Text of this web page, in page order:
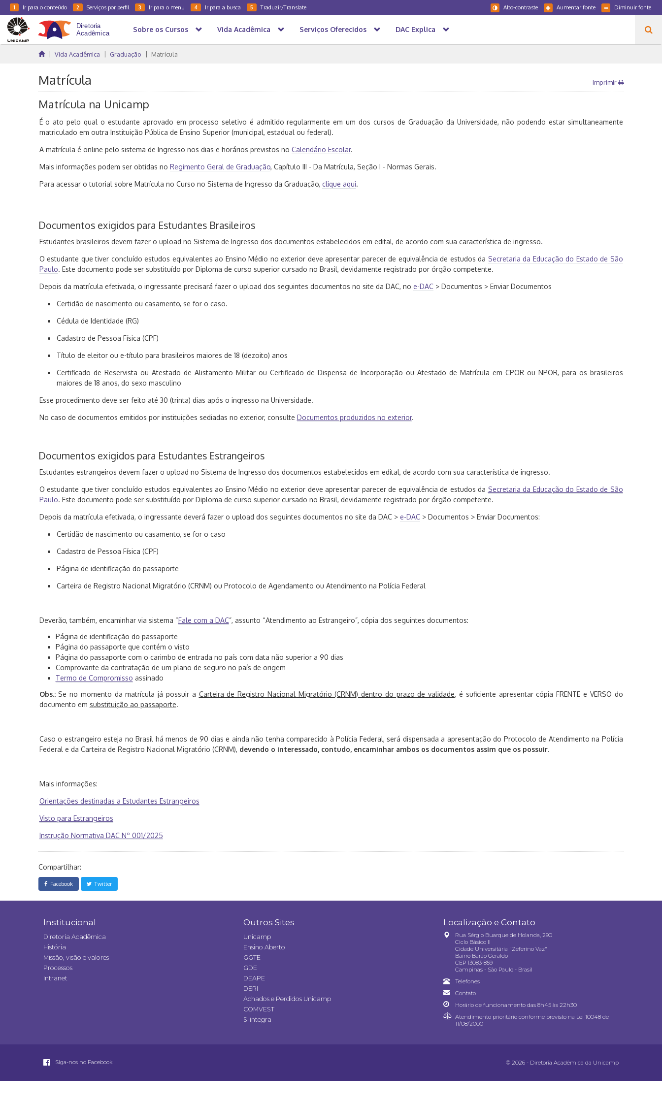
1 Ir para o conteúdo 2 Serviços por perfil 3 Ir para o menu 4 Ir para a busca 5 Traduzir/Translate Diminuir fonte
Aumentar fonte
Alto-contraste
Sobre os Cursos Vida Acadêmica Serviços Oferecidos DAC Explica
Vida Acadêmica Graduação Matrícula
Matrícula Imprimir
Matrícula na Unicamp
É o ato pelo qual o estudante aprovado em processo seletivo é admitido regularmente em um dos cursos de Graduação da Universidade, não podendo estar simultaneamente
matriculado em outra Instituição Pública de Ensino Superior (municipal, estadual ou federal).
A matrícula é online pelo sistema de Ingresso nos dias e horários previstos no Calendário Escolar.
Mais informações podem ser obtidas no Regimento Geral de Graduação, Capítulo III - Da Matrícula, Seção I - Normas Gerais.
Para acessar o tutorial sobre Matrícula no Curso no Sistema de Ingresso da Graduação, clique aqui.
Documentos exigidos para Estudantes Brasileiros
Estudantes brasileiros devem fazer o upload no Sistema de Ingresso dos documentos estabelecidos em edital, de acordo com sua característica de ingresso.
O estudante que tiver concluído estudos equivalentes ao Ensino Médio no exterior deve apresentar parecer de equivalência de estudos da Secretaria da Educação do Estado de São
Paulo. Este documento pode ser substituído por Diploma de curso superior cursado no Brasil, devidamente registrado por órgão competente.
Depois da matrícula efetivada, o ingressante precisará fazer o upload dos seguintes documentos no site da DAC, no e-DAC> Documentos > Enviar Documentos
Certidão de nascimento ou casamento, se for o caso.
Cédula de Identidade (RG)
Cadastro de Pessoa Física (CPF)
Título de eleitor ou e-título para brasileiros maiores de 18 (dezoito) anos
Certificado de Reservista ou Atestado de Alistamento Militar ou Certificado de Dispensa de Incorporação ou Atestado de Matrícula em CPOR ou NPOR, para os brasileiros
maiores de 18 anos, do sexo masculino
Esse procedimento deve ser feito até 30 (trinta) dias após o ingresso na Universidade.
No caso de documentos emitidos por instituições sediadas no exterior, consulte Documentos produzidos no exterior.
Documentos exigidos para Estudantes Estrangeiros
Estudantes estrangeiros devem fazer o upload no Sistema de Ingresso dos documentos estabelecidos em edital, de acordo com sua característica de ingresso.
O estudante que tiver concluído estudos equivalentes ao Ensino Médio no exterior deve apresentar parecer de equivalência de estudos da Secretaria da Educação do Estado de São
Paulo. Este documento pode ser substituído por Diploma de curso superior cursado no Brasil, devidamente registrado por órgão competente.
Depois da matrícula efetivada, o ingressante deverá fazer o upload dos seguintes documentos no site da DAC > e-DAC> Documentos > Enviar Documentos:
Certidão de nascimento ou casamento, se for o caso
Cadastro de Pessoa Física (CPF)
Página de identificação do passaporte
Carteira de Registro Nacional Migratório (CRNM) ou Protocolo de Agendamento ou Atendimento na Polícia Federal
Deverão, também, encaminhar via sistema “Fale com a DAC”, assunto “Atendimento ao Estrangeiro”, cópia dos seguintes documentos:
Página de identificação do passaporte
Página do passaporte que contém o visto
Página do passaporte com o carimbo de entrada no país com data não superior a 90 dias
Comprovante da contratação de um plano de seguro no país de origem
Termo de Compromisso assinado
Obs.:Se no momento da matrícula já possuir a Carteira de Registro Nacional Migratório (CRNM) dentro do prazo de validade, é suficiente apresentar cópia FRENTE e VERSO do
documento em substituição ao passaporte.
Caso o estrangeiro esteja no Brasil há menos de 90 dias e ainda não tenha comparecido à Polícia Federal, será dispensada a apresentação do Protocolo de Atendimento na Polícia
Federal e da Carteira de Registro Nacional Migratório (CRNM), devendo o interessado, contudo, encaminhar ambos os documentos assim que os possuir.
Mais informações:
Orientações destinadas a Estudantes Estrangeiros
Visto para Estrangeiros
Instrução Normativa DAC Nº 001/2025
Compartilhar:
Facebook Twitter
Institucional
Diretoria Acadêmica
História
Missão, visão e valores
Processos
Intranet
Outros Sites
Unicamp
Ensino Aberto
GGTE
GDE
DEAPE
DERI
Achados e Perdidos Unicamp
COMVEST
S-integra
Localização e Contato
Rua Sérgio Buarque de Holanda, 290
Ciclo Básico II
Cidade Universitária "Zeferino Vaz"
Bairro Barão Geraldo
CEP 13083-859
Campinas - São Paulo - Brasil
Telefones
Contato
Horário de funcionamento das 8h45 às 22h30
Atendimento prioritário conforme previsto na Lei 10048 de
11/08/2000
Siga-nos no Facebook © 2026 - Diretoria Acadêmica da Unicamp